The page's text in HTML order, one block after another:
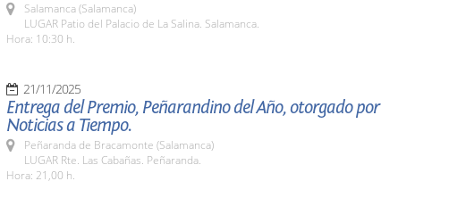
Salamanca (Salamanca)
LUGAR Patio del Palacio de La Salina. Salamanca.
Hora: 10:30 h.
21/11/2025
Entrega del Premio, Peñarandino del Año, otorgado por
Noticias a Tiempo.
Peñaranda de Bracamonte (Salamanca)
LUGAR Rte. Las Cabañas. Peñaranda.
Hora: 21,00 h.